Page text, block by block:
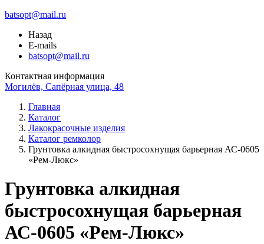
batsopt@mail.ru
Назад
E-mails
batsopt@mail.ru
Контактная информация
Могилёв, Сапёрная улица, 48
Главная
Каталог
Лакокрасочные изделия
Каталог ремколор
Грунтовка алкидная быстросохнущая барьерная АС-0605
«Рем-Люкс»
Грунтовка алкидная
быстросохнущая барьерная
АС-0605 «Рем-Люкс»